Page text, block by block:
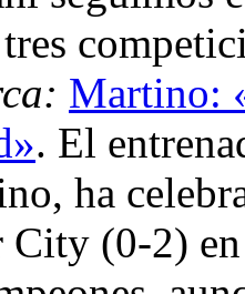
tres
Martino:
. El
ha
City (0-2)